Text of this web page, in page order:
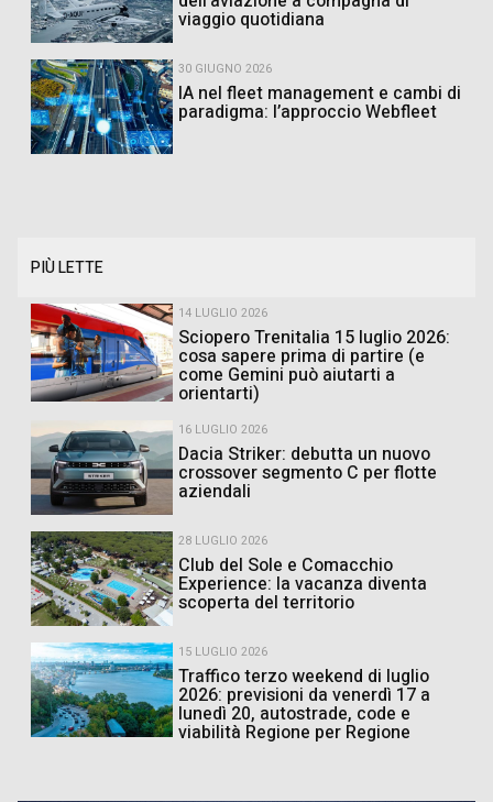
viaggio quotidiana
30 GIUGNO 2026
IA nel fleet management e cambi di
paradigma: l’approccio Webfleet
PIÙ LETTE
14 LUGLIO 2026
Sciopero Trenitalia 15 luglio 2026:
cosa sapere prima di partire (e
come Gemini può aiutarti a
orientarti)
16 LUGLIO 2026
Dacia Striker: debutta un nuovo
crossover segmento C per flotte
aziendali
28 LUGLIO 2026
Club del Sole e Comacchio
Experience: la vacanza diventa
scoperta del territorio
15 LUGLIO 2026
Traffico terzo weekend di luglio
2026: previsioni da venerdì 17 a
lunedì 20, autostrade, code e
viabilità Regione per Regione